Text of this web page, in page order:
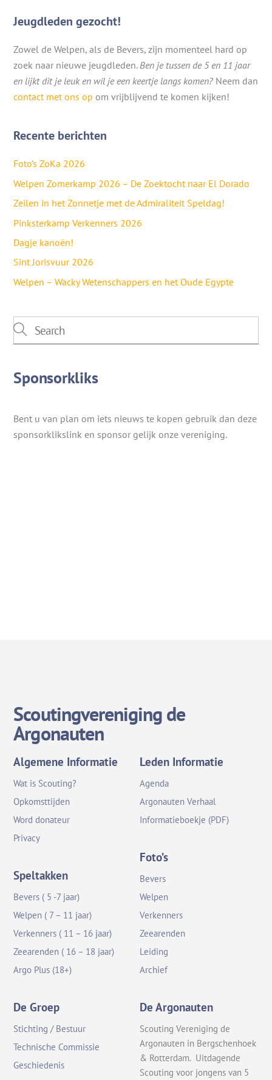
Jeugdleden gezocht!
Zowel de Welpen, als de Bevers, zijn momenteel hard op
zoek naar nieuwe jeugdleden. Ben je tussen de 5 en 11 jaar
en lijkt dit je leuk en wil je een keertje langs komen? Neem dan
contact met ons op om vrijblijvend te komen kijken!
Recente berichten
Foto’s ZoKa 2026
Welpen Zomerkamp 2026 – De Zoektocht naar El Dorado
Zeilen in het Zonnetje met de Admiraliteit Speldag!
Pinksterkamp Verkenners 2026
Dagje kanoën!
Sint Jorisvuur 2026
Welpen – Wacky Wetenschappers en het Oude Egypte
Sponsorkliks
Bent u van plan om iets nieuws te kopen gebruik dan deze
sponsorklikslink en sponsor gelijk onze vereniging.
Scoutingvereniging de
Argonauten
Algemene Informatie
Wat is Scouting?
Opkomsttijden
Word donateur
Privacy
Speltakken
Bevers ( 5 -7 jaar)
Welpen ( 7 – 11 jaar)
Verkenners ( 11 – 16 jaar)
Zeearenden ( 16 – 18 jaar)
Argo Plus (18+)
Leden Informatie
Agenda
Argonauten Verhaal
Informatieboekje (PDF)
Foto’s
Bevers
Welpen
Verkenners
Zeearenden
Leiding
Archief
De Groep
Stichting / Bestuur
Technische Commissie
Geschiedenis
De Argonauten
Scouting Vereniging de
Argonauten in Bergschenhoek
& Rotterdam. Uitdagende
Scouting voor jongens van 5